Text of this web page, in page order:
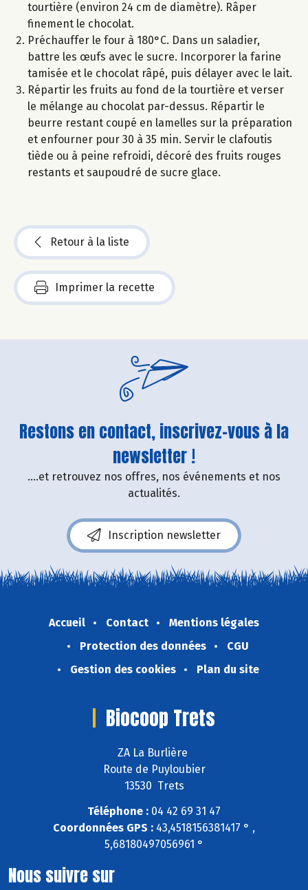
tourtière (environ 24 cm de diamètre). Râper
finement le chocolat.
Préchauffer le four à 180°C. Dans un saladier,
battre les œufs avec le sucre. Incorporer la farine
tamisée et le chocolat râpé, puis délayer avec le lait.
Répartir les fruits au fond de la tourtière et verser
le mélange au chocolat par-dessus. Répartir le
beurre restant coupé en lamelles sur la préparation
et enfourner pour 30 à 35 min. Servir le clafoutis
tiède ou à peine refroidi, décoré des fruits rouges
restants et saupoudré de sucre glace.
Retour à la liste
Imprimer la recette
Restons en contact, inscrivez-vous à la
newsletter !
....et retrouvez nos offres, nos événements et nos
actualités.
Inscription newsletter
Accueil Contact
Mentions légales
Protection des données
CGU
Gestion des cookies
Plan du site
Biocoop Trets
ZA La Burlière
Route de Puyloubier
13530 Trets
Téléphone : 04 42 69 31 47
Coordonnées GPS : 43,4518156381417 ° ,
5,68180497056961 °
Nous suivre sur